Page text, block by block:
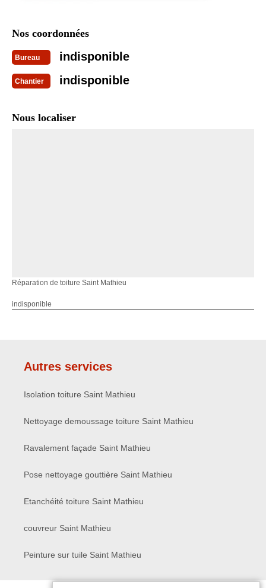
Nos coordonnées
Bureau indisponible
Chantier indisponible
Nous localiser
Réparation de toiture Saint Mathieu
indisponible
Autres services
Isolation toiture Saint Mathieu
Nettoyage demoussage toiture Saint Mathieu
Ravalement façade Saint Mathieu
Pose nettoyage gouttière Saint Mathieu
Etanchéité toiture Saint Mathieu
couvreur Saint Mathieu
Peinture sur tuile Saint Mathieu